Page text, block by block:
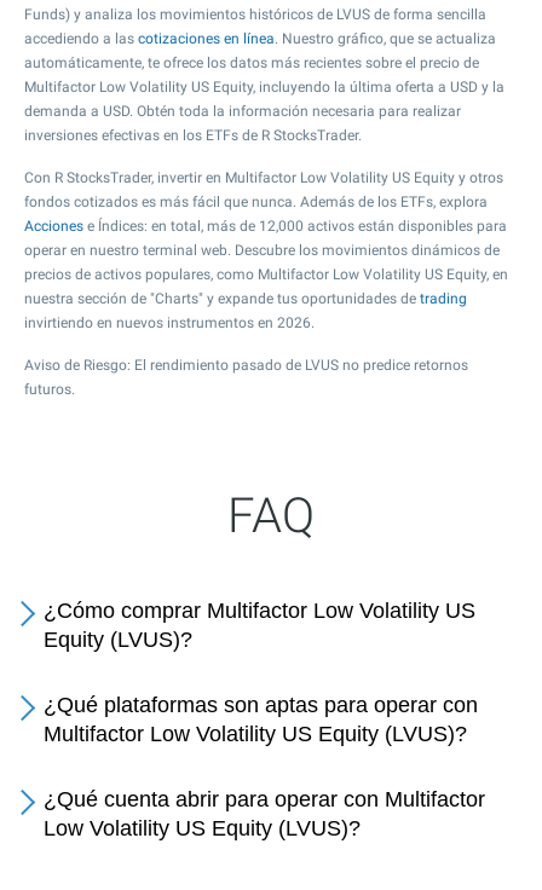
Funds) y analiza los movimientos históricos de LVUS de forma sencilla
accediendo a las cotizaciones en línea. Nuestro gráfico, que se actualiza
automáticamente, te ofrece los datos más recientes sobre el precio de
Multifactor Low Volatility US Equity, incluyendo la última oferta a USD y la
demanda a USD. Obtén toda la información necesaria para realizar
inversiones efectivas en los ETFs de R StocksTrader.
Con R StocksTrader, invertir en Multifactor Low Volatility US Equity y otros
fondos cotizados es más fácil que nunca. Además de los ETFs, explora
Acciones e Índices: en total, más de 12,000 activos están disponibles para
operar en nuestro terminal web. Descubre los movimientos dinámicos de
precios de activos populares, como Multifactor Low Volatility US Equity, en
nuestra sección de "Charts" y expande tus oportunidades de trading
invirtiendo en nuevos instrumentos en 2026.
Aviso de Riesgo: El rendimiento pasado de LVUS no predice retornos
futuros.
FAQ
¿Cómo comprar Multifactor Low Volatility US
Equity (LVUS)?
¿Qué plataformas son aptas para operar con
Multifactor Low Volatility US Equity (LVUS)?
¿Qué cuenta abrir para operar con Multifactor
Low Volatility US Equity (LVUS)?